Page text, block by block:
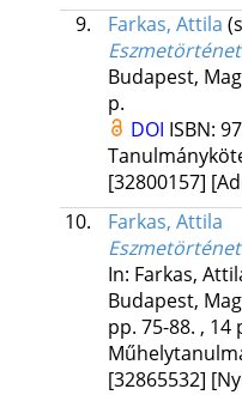
9.
Farkas, Attila
Budapest,
p.
DOI ISBN:
[32800157]
10.
Farkas, Attila
In: Farkas,
Budapest,
pp. 75-88. , 14
[32865532]